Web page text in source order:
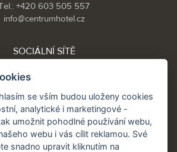
+420 603 505 557
info@centrumhotel.cz
SOCIÁLNÍ SÍTĚ
Partneři:
www.Spa.cz
www.hotel.cz
www.hotely.cz
se vším budou uloženy cookies
analytické i marketingové -
umožnit pohodlné používání webu,
webu i vás cílit reklamou. Své
snadno upravit kliknutím na